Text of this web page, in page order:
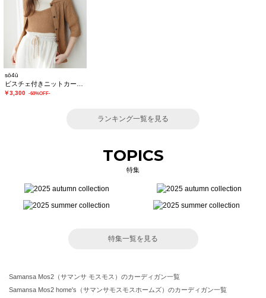
sō4ū
￥3,300 -60%OFF-
ランキング一覧を見る
TOPICS
特集
特集一覧を見る
Samansa Mos2（サマンサ モスモス）のカーディガン一覧
Samansa Mos2 home's（サマンサモスモスホームズ）のカーディガン一覧